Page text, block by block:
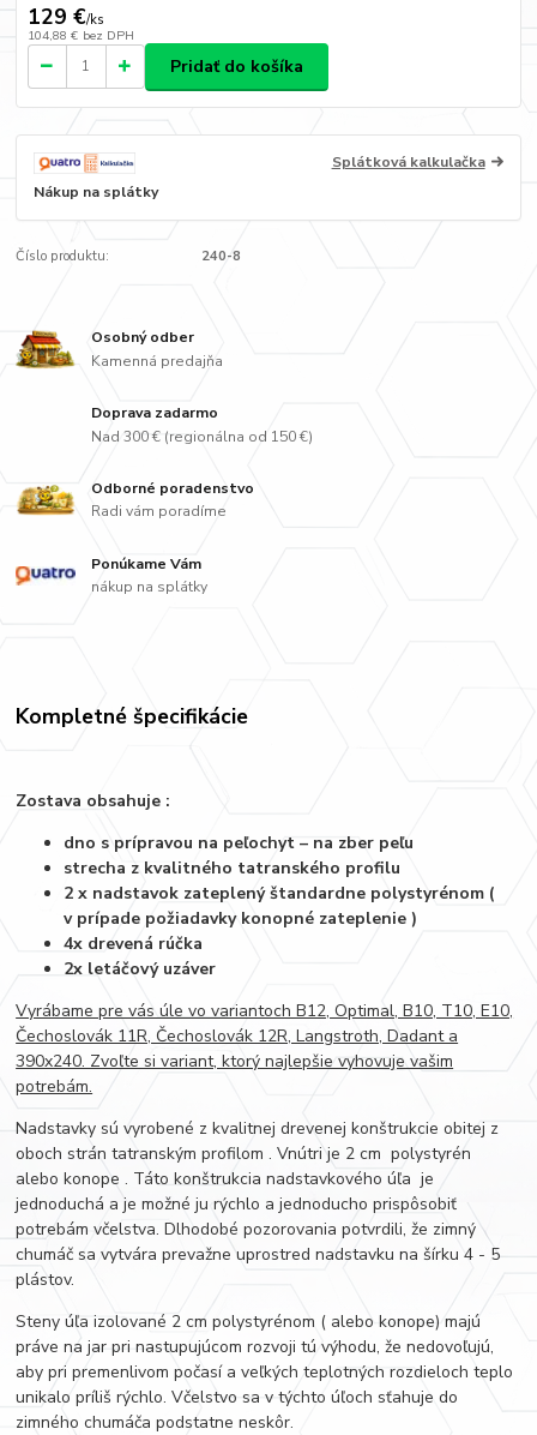
129 €/ks
104,88 € bez DPH
Pridať do košíka
Splátková kalkulačka
Nákup na splátky
Číslo produktu: 240-8
Osobný odber
Kamenná predajňa
Doprava zadarmo
Nad 300 € (regionálna od 150 €)
Odborné poradenstvo
Radi vám poradíme
Ponúkame Vám
nákup na splátky
Kompletné špecifikácie
Zostava obsahuje :
dno s prípravou na peľochyt – na zber peľu
strecha z kvalitného tatranského profilu
2 x nadstavok zateplený štandardne polystyrénom (
v prípade požiadavky konopné zateplenie )
4x drevená rúčka
2x letáčový uzáver
Vyrábame pre vás úle vo variantoch B12, Optimal, B10, T10, E10,
Čechoslovák 11R, Čechoslovák 12R, Langstroth, Dadant a
390x240. Zvoľte si variant, ktorý najlepšie vyhovuje vašim
potrebám.
Nadstavky sú vyrobené z kvalitnej drevenej konštrukcie obitej z
oboch strán tatranským profilom . Vnútri je 2 cm polystyrén
alebo konope . Táto konštrukcia nadstavkového úľa je
jednoduchá a je možné ju rýchlo a jednoducho prispôsobiť
potrebám včelstva. Dlhodobé pozorovania potvrdili, že zimný
chumáč sa vytvára prevažne uprostred nadstavku na šírku 4 - 5
plástov.
Steny úľa izolované 2 cm polystyrénom ( alebo konope) majú
práve na jar pri nastupujúcom rozvoji tú výhodu, že nedovoľujú,
aby pri premenlivom počasí a veľkých teplotných rozdieloch teplo
unikalo príliš rýchlo. Včelstvo sa v týchto úľoch sťahuje do
zimného chumáča podstatne neskôr.